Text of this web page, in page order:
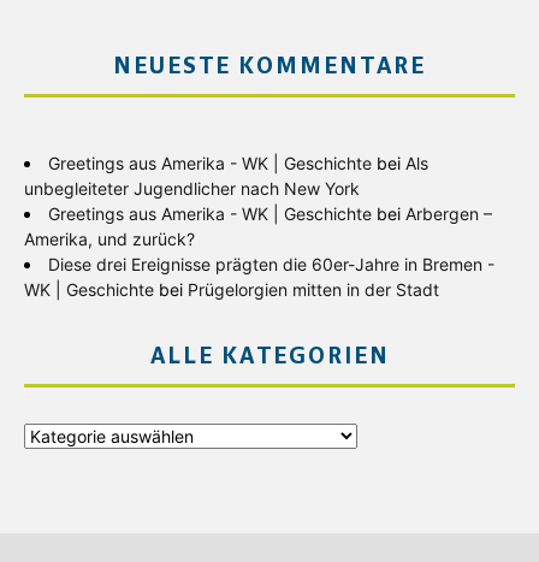
NEUESTE KOMMENTARE
Greetings aus Amerika - WK | Geschichte bei Als
unbegleiteter Jugendlicher nach New York
Greetings aus Amerika - WK | Geschichte bei Arbergen –
Amerika, und zurück?
Diese drei Ereignisse prägten die 60er-Jahre in Bremen -
WK | Geschichte bei Prügelorgien mitten in der Stadt
ALLE KATEGORIEN
Alle